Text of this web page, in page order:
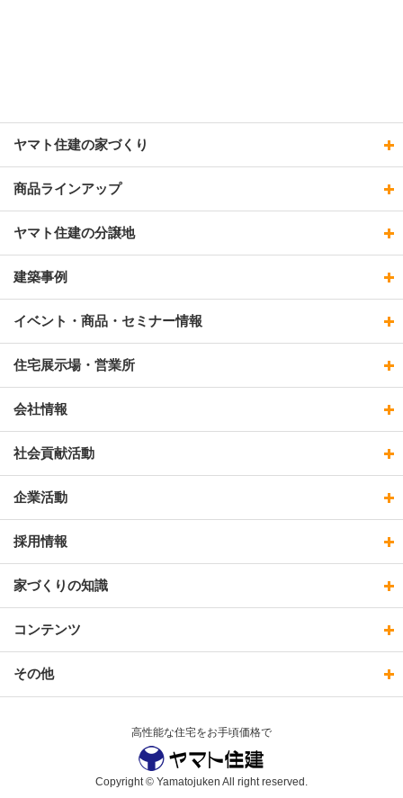
ヤマト住建の家づくり
商品ラインアップ
ヤマト住建の分譲地
建築事例
イベント・商品・セミナー情報
住宅展示場・営業所
会社情報
社会貢献活動
企業活動
採用情報
家づくりの知識
コンテンツ
その他
高性能な住宅をお手頃価格で
Copyright © Yamatojuken All right reserved.